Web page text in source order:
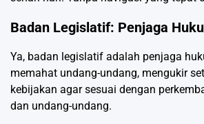
Badan Legislatif: Penjaga
Ya, badan legislatif adalah penjaga
memahat undang-undang, mengukir
kebijakan agar sesuai dengan
dan undang-undang.